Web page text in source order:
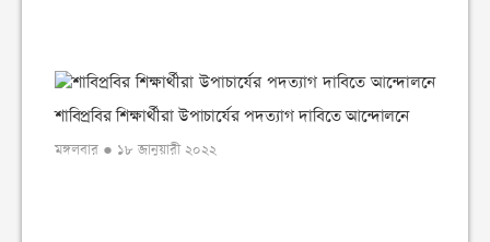
শাবিপ্রবির শিক্ষার্থীরা উপাচার্যের পদত্যাগ দাবিতে আন্দোলনে
মঙ্গলবার ● ১৮ জানুয়ারী ২০২২